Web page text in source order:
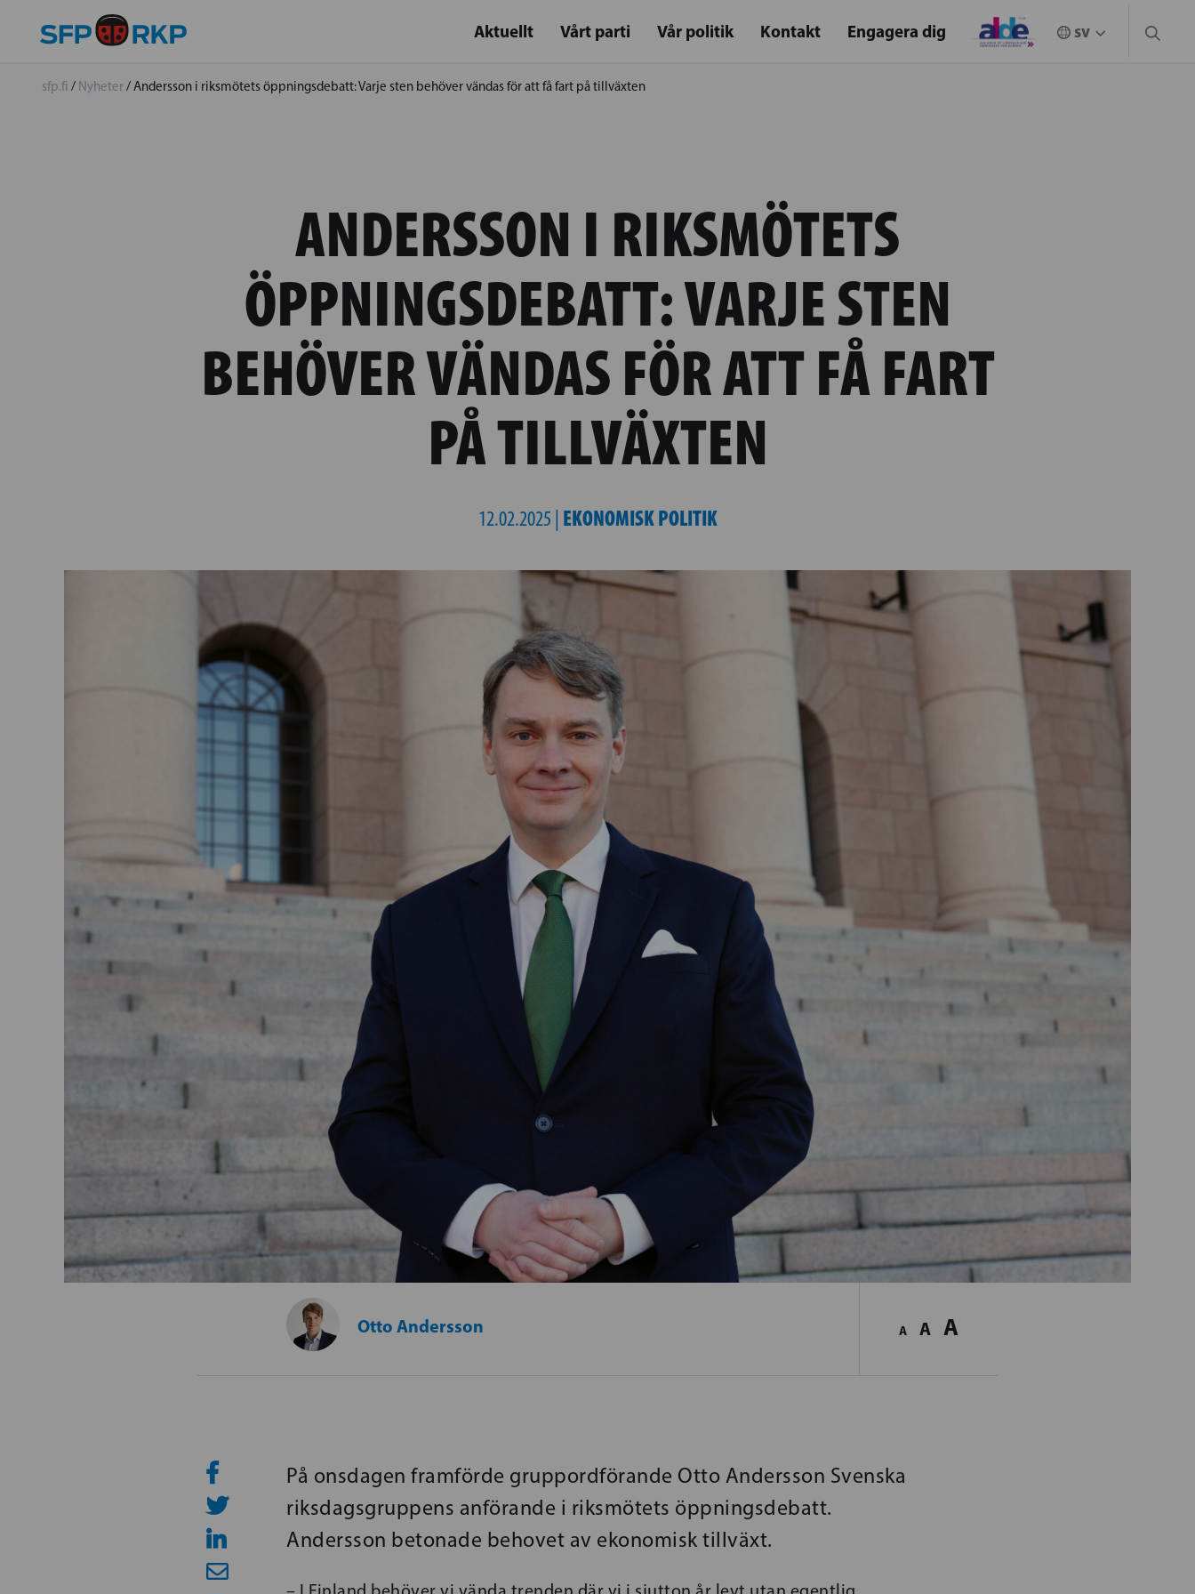
Aktuellt Vårt parti Vår politik Kontakt Engagera dig
sfp.fi / Nyheter/Andersson i riksmötets öppningsdebatt: Varje sten behöver vändas för att få fart på tillväxten
ANDERSSON I RIKSMÖTETS
ÖPPNINGSDEBATT: VARJE STEN
BEHÖVER VÄNDAS FÖR ATT FÅ FART
PÅ TILLVÄXTEN
12.02.2025 | EKONOMISK POLITIK
Otto Andersson A A A
På onsdagen framförde gruppordförande Otto Andersson Svenska
riksdagsgruppens anförande i riksmötets öppningsdebatt.
Andersson betonade behovet av ekonomisk tillväxt.